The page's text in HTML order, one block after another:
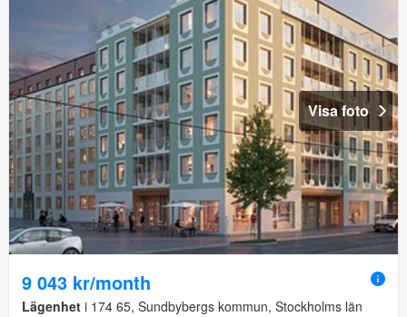
Visa foto
9 043 kr/month
Lägenhet i 174 65, Sundbybergs kommun, Stockholms län